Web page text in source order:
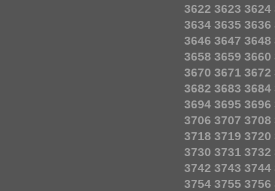
3622 3623 3624
3634 3635 3636
3646 3647 3648
3658 3659 3660
3670 3671 3672
3682 3683 3684
3694 3695 3696
3706 3707 3708
3718 3719 3720
3730 3731 3732
3742 3743 3744
3754 3755 3756